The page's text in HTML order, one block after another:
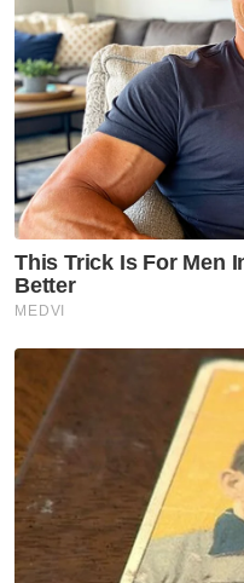
Setelah ditahan
diberikan
menjemput
"Dia kembali
membuat surat aku
mengulangi
kata Roy lagi. -
Artikel Berkaitan:
karung
Suka ganggu rakan,
untuk pengajaran
'Tutup pintu pagar
Saifuddin
Muat turun aplikasi